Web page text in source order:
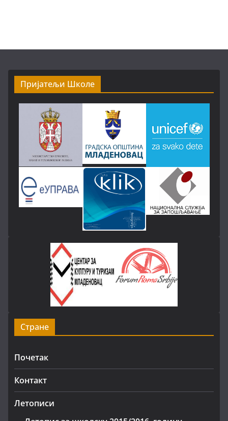
Пријатељи Школе
Стране
Почетак
Контакт
Летописи